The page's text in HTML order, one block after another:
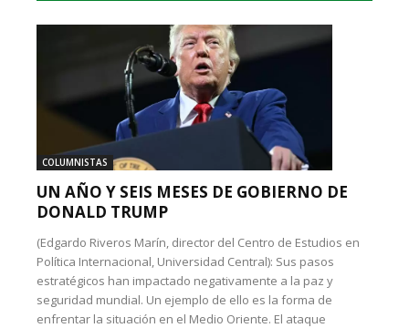
COLUMNISTAS
UN AÑO Y SEIS MESES DE GOBIERNO DE
DONALD TRUMP
(Edgardo Riveros Marín, director del Centro de Estudios en
Política Internacional, Universidad Central): Sus pasos
estratégicos han impactado negativamente a la paz y
seguridad mundial. Un ejemplo de ello es la forma de
enfrentar la situación en el Medio Oriente. El ataque